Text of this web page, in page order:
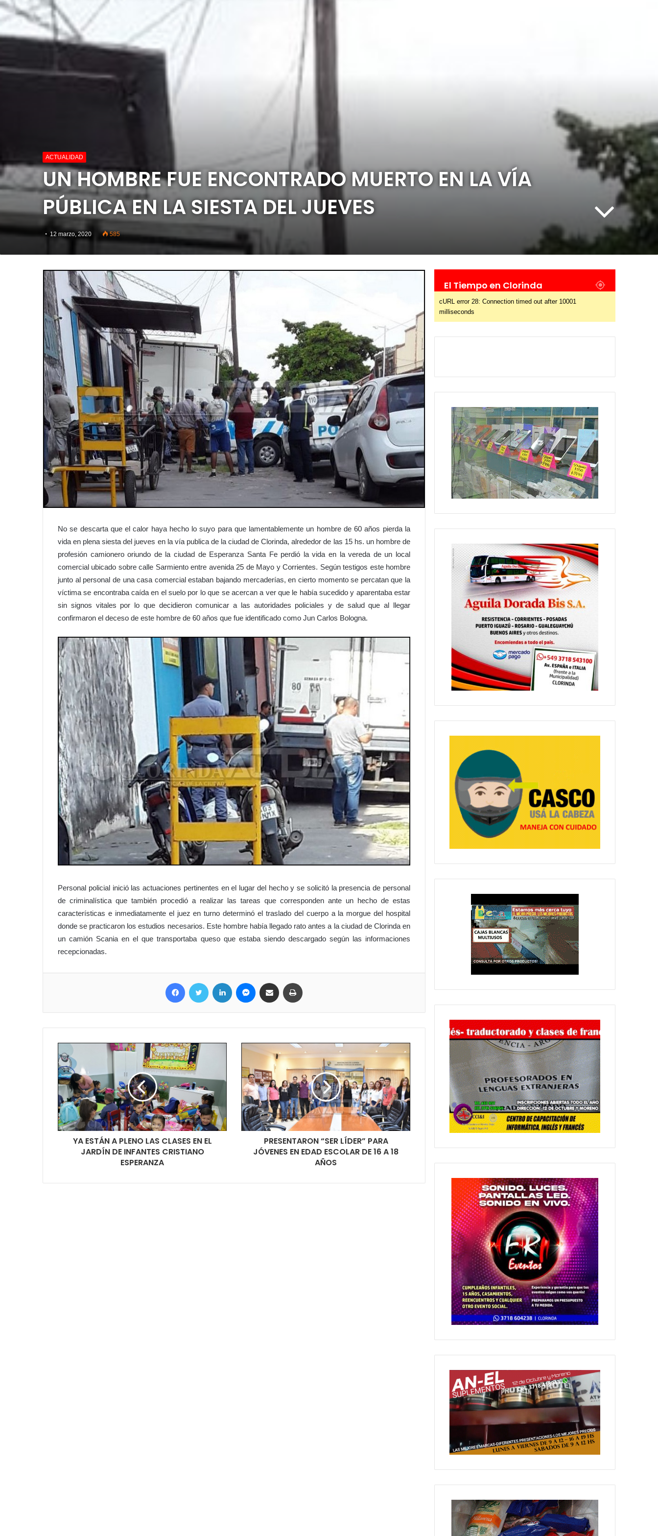
ACTUALIDAD
UN HOMBRE FUE ENCONTRADO MUERTO EN LA VÍA
PÚBLICA EN LA SIESTA DEL JUEVES
12 marzo, 2020 585
No se descarta que el calor haya hecho lo suyo para que lamentablemente un hombre de 60 años pierda la
vida en plena siesta del jueves en la vía publica de la ciudad de Clorinda, alrededor de las 15 hs. un hombre de
profesión camionero oriundo de la ciudad de Esperanza Santa Fe perdió la vida en la vereda de un local
comercial ubicado sobre calle Sarmiento entre avenida 25 de Mayo y Corrientes. Según testigos este hombre
junto al personal de una casa comercial estaban bajando mercaderías, en cierto momento se percatan que la
víctima se encontraba caída en el suelo por lo que se acercan a ver que le había sucedido y aparentaba estar
sin signos vitales por lo que decidieron comunicar a las autoridades policiales y de salud que al llegar
confirmaron el deceso de este hombre de 60 años que fue identificado como Jun Carlos Bologna.
Personal policial inició las actuaciones pertinentes en el lugar del hecho y se solicitó la presencia de personal
de criminalística que también procedió a realizar las tareas que corresponden ante un hecho de estas
características e inmediatamente el juez en turno determinó el traslado del cuerpo a la morgue del hospital
donde se practicaron los estudios necesarios. Este hombre había llegado rato antes a la ciudad de Clorinda en
un camión Scania en el que transportaba queso que estaba siendo descargado según las informaciones
recepcionadas.
YA ESTÁN A PLENO LAS CLASES EN EL
JARDÍN DE INFANTES CRISTIANO
ESPERANZA
PRESENTARON “SER LÍDER” PARA
JÓVENES EN EDAD ESCOLAR DE 16 A 18
AÑOS
El Tiempo en Clorinda
cURL error 28: Connection timed out after 10001
milliseconds